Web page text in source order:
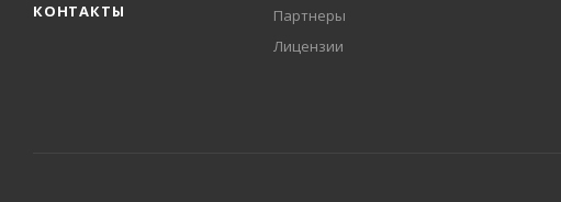
КОНТАКТЫ
Партнеры
Лицензии